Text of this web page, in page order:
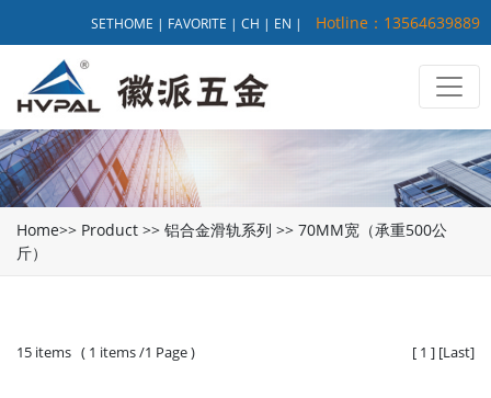
SETHOME | FAVORITE | CH | EN | Hotline：13564639889
Home>> Product >> 铝合金滑轨系列 >> 70MM宽（承重500公
斤）
15 items ( 1 items /1 Page ) [ 1 ] [Last]